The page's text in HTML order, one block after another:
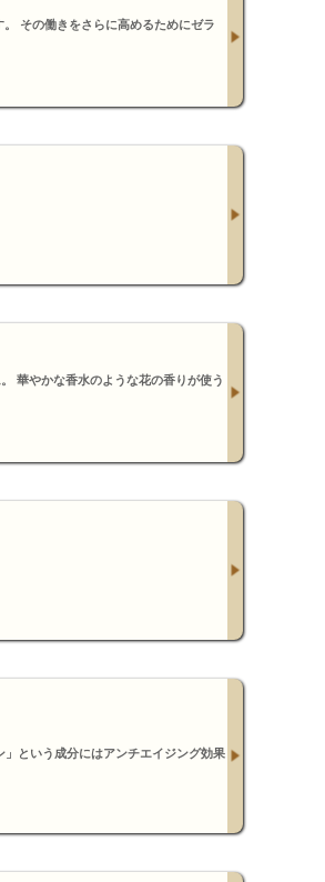
その働きをさらに高めるためにゼラ
華やかな香水のような花の香りが使う
という成分にはアンチエイジング効果